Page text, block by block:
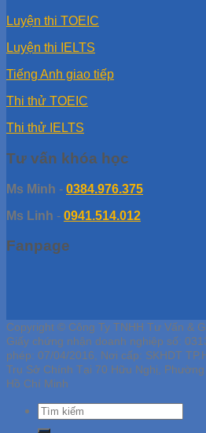
Luyện thi TOEIC
Luyện thi IELTS
Tiếng Anh giao tiếp
Thi thử TOEIC
Thi thử IELTS
Tư vấn khóa học
Ms Minh - 0384.976.375
Ms Linh - 0941.514.012
Fanpage
Copyright © Công Ty TNHH Tư Vấn &
Giấy chứng nhận doanh nghiệp số:
phép: 07/04/2016, Nơi cấp: SKHDT
Trụ Sở Chính Tại 70 Hữu Nghị,
Hồ Chí Minh